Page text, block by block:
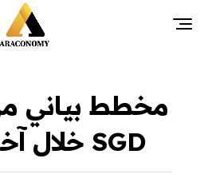
SGD خلال آخر 30 يوم